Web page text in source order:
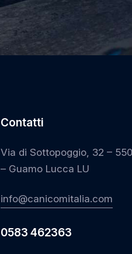
Contatti
Via di Sottopoggio, 32 –
– Guamo Lucca LU
info@canicomitalia.com
0583 462363